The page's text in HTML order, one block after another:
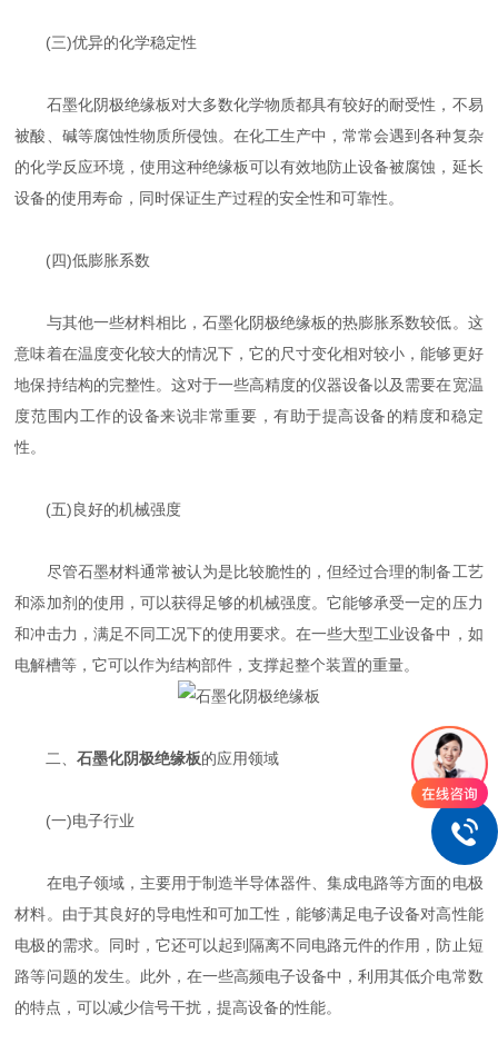
(三)优异的化学稳定性
石墨化阴极绝缘板对大多数化学物质都具有较好的耐受性，不易
被酸、碱等腐蚀性物质所侵蚀。在化工生产中，常常会遇到各种复杂
的化学反应环境，使用这种绝缘板可以有效地防止设备被腐蚀，延长
设备的使用寿命，同时保证生产过程的安全性和可靠性。
(四)低膨胀系数
与其他一些材料相比，石墨化阴极绝缘板的热膨胀系数较低。这
意味着在温度变化较大的情况下，它的尺寸变化相对较小，能够更好
地保持结构的完整性。这对于一些高精度的仪器设备以及需要在宽温
度范围内工作的设备来说非常重要，有助于提高设备的精度和稳定
性。
(五)良好的机械强度
尽管石墨材料通常被认为是比较脆性的，但经过合理的制备工艺
和添加剂的使用，可以获得足够的机械强度。它能够承受一定的压力
和冲击力，满足不同工况下的使用要求。在一些大型工业设备中，如
电解槽等，它可以作为结构部件，支撑起整个装置的重量。
二、石墨化阴极绝缘板的应用领域
(一)电子行业
在电子领域，主要用于制造半导体器件、集成电路等方面的电极
材料。由于其良好的导电性和可加工性，能够满足电子设备对高性能
电极的需求。同时，它还可以起到隔离不同电路元件的作用，防止短
路等问题的发生。此外，在一些高频电子设备中，利用其低介电常数
的特点，可以减少信号干扰，提高设备的性能。